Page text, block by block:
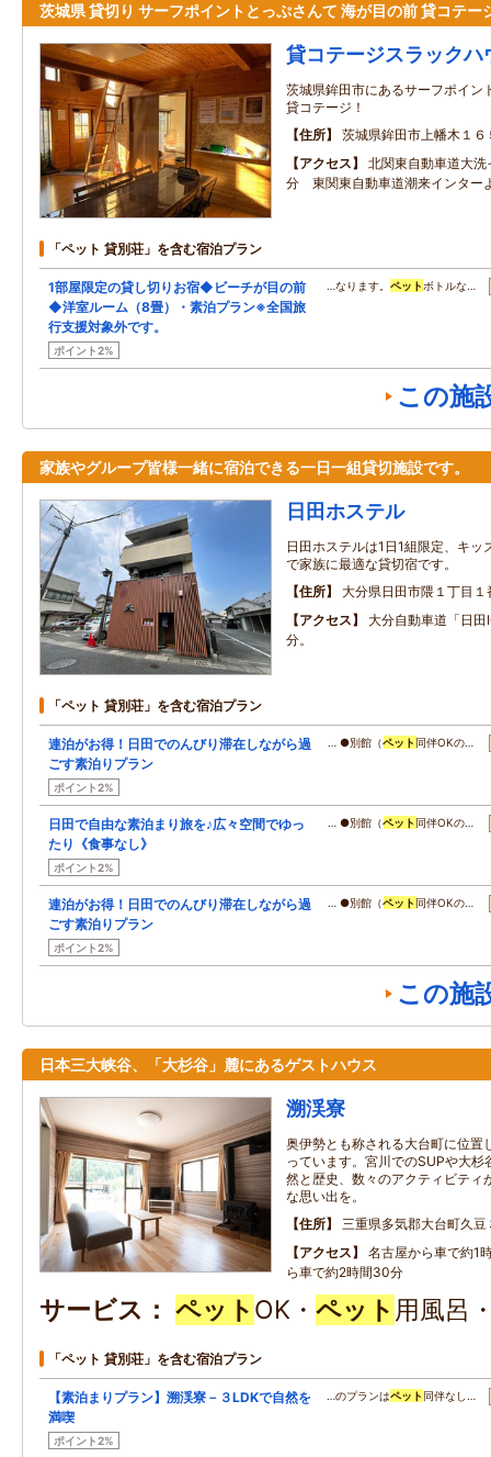
茨城県 貸切り サーフポイントとっぷさんて 海が目の前 貸コテー
貸コテージスラックハ
茨城県鉾田市にあるサーフポイン
貸コテージ！
住所
茨城県鉾田市上幡木１６
アクセス
北関東自動車道大
分 東関東自動車道潮来インター
「ペット 貸別荘」を含む宿泊プラン
1部屋限定の貸し切りお宿◆ビーチが目の前
◆洋室ルーム（8畳）・素泊プラン※全国旅
行支援対象外です。
ポイント2%
…なります。 ペット ボトルな…
この施
家族やグループ皆様一緒に宿泊できる一日一組貸切施設です。
日田ホステル
日田ホステルは1日1組限定、キ
で家族に最適な貸切宿です。
住所
大分県日田市隈１丁目１
アクセス
大分自動車道「日
分。
「ペット 貸別荘」を含む宿泊プラン
連泊がお得！日田でのんびり滞在しながら過
ごす素泊りプラン
ポイント2%
… ●別館（ペット 同伴OKの…
日田で自由な素泊まり旅を♪広々空間でゆっ
たり《食事なし》
ポイント2%
… ●別館（ペット 同伴OKの…
連泊がお得！日田でのんびり滞在しながら過
ごす素泊りプラン
ポイント2%
… ●別館（ペット 同伴OKの…
この施
日本三大峡谷、「大杉谷」麓にあるゲストハウス
溯渓寮
奥伊勢とも称される大台町に位置
っています。宮川でのSUPや大杉
然と歴史、数々のアクティビティ
な思い出を。
住所
三重県多気郡大台町久豆
アクセス
名古屋から車で約1
ら車で約2時間30分
サービス ペット OK・ ペット 用風呂
「ペット 貸別荘」を含む宿泊プラン
【素泊まりプラン】溯渓寮－３LDKで自然を
満喫
ポイント2%
…のプランはペット 同伴なし…